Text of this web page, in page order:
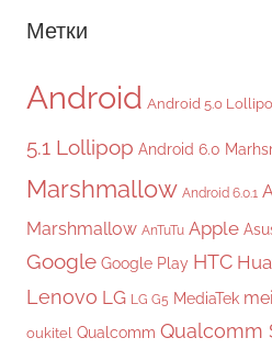
Метки
Android Android 5.0
5.1 Lollipop Android 6.0
Marshmallow Android 6.0.1
Marshmallow AnTuTu Apple
Google Google Play HTC
Lenovo LG LG G5 MediaTek
oukitel Qualcomm Qualcomm